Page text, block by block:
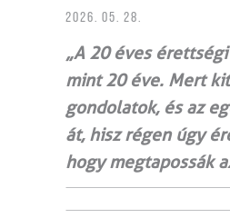
2026. 05. 28.
„A 20 éves
mint 20 éve. Mert
gondolatok, és az
át, hisz régen úgy
hogy megtapossák